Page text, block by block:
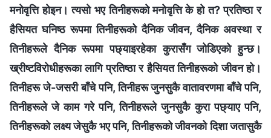
मनोवृत्ति होइन। त्यसो भए तिनीहरूको मनोवृत्ति के हो त? प्रतिष्ठा र
हैसियत घनिष्ठ रूपमा तिनीहरूको दैनिक जीवन, दैनिक अवस्था र
तिनीहरूले दैनिक रूपमा पछ्याइरहेका कुरासँग जोडिएको हुन्छ।
ख्रीष्टविरोधीहरूका लागि प्रतिष्ठा र हैसियत तिनीहरूको जीवन हो।
तिनीहरू जे-जसरी बाँचे पनि, तिनीहरू जुनसुकै वातावरणमा बाँचे पनि,
तिनीहरूले जे काम गरे पनि, तिनीहरूले जुनसुकै कुरा पछ्याए पनि,
तिनीहरूको लक्ष्य जेसुकै भए पनि, तिनीहरूको जीवनको दिशा जतासुकै